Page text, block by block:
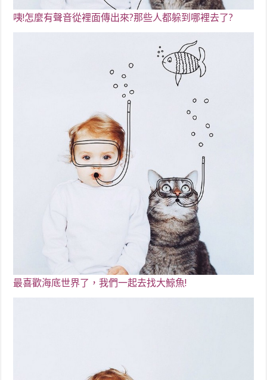
咦!怎麼有聲音從裡面傳出來?那些人都躲到哪裡去了?
最喜歡海底世界了，我們一起去找大鯨魚!